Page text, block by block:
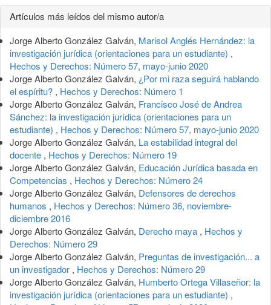
Detalles
del
artículo
Artículos más leídos del mismo autor/a
Jorge Alberto González Galván, Marisol Anglés Hernández: la
investigación jurídica (orientaciones para un estudiante) ,
Hechos y Derechos: Número 57, mayo-junio 2020
Jorge Alberto González Galván, ¿Por mi raza seguirá hablando
el espíritu? , Hechos y Derechos: Número 1
Jorge Alberto González Galván, Francisco José de Andrea
Sánchez: la investigación jurídica (orientaciones para un
estudiante) , Hechos y Derechos: Número 57, mayo-junio 2020
Jorge Alberto González Galván, La estabilidad integral del
docente , Hechos y Derechos: Número 19
Jorge Alberto González Galván, Educación Jurídica basada en
Competencias , Hechos y Derechos: Número 24
Jorge Alberto González Galván, Defensores de derechos
humanos , Hechos y Derechos: Número 36, noviembre-
diciembre 2016
Jorge Alberto González Galván, Derecho maya , Hechos y
Derechos: Número 29
Jorge Alberto González Galván, Preguntas de investigación... a
un investigador , Hechos y Derechos: Número 29
Jorge Alberto González Galván, Humberto Ortega Villaseñor: la
investigación jurídica (orientaciones para un estudiante) ,